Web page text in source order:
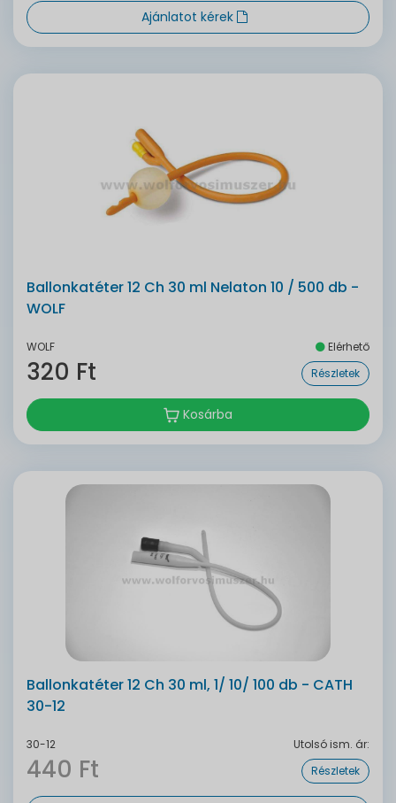
Ajánlatot kérek
Ballonkatéter 12 Ch 30 ml Nelaton 10 / 500 db -
WOLF
WOLF Elérhető
320 Ft Részletek
Kosárba
Ballonkatéter 12 Ch 30 ml, 1/ 10/ 100 db - CATH
30-12
30-12 Utolsó ism. ár:
440 Ft Részletek